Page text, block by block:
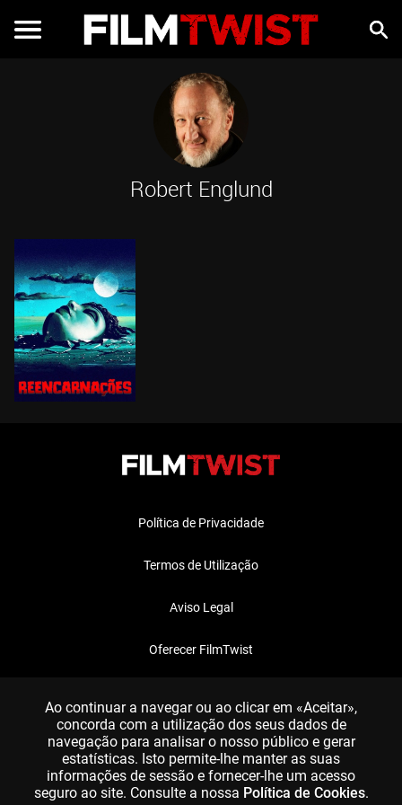
Robert Englund
Política de Privacidade
Termos de Utilização
Aviso Legal
Oferecer FilmTwist
Ao continuar a navegar ou ao clicar em «Aceitar»,
concorda com a utilização dos seus dados de
navegação para analisar o nosso público e gerar
estatísticas. Isto permite-lhe manter as suas
informações de sessão e fornecer-lhe um acesso
seguro ao site. Consulte a nossa Política de Cookies.